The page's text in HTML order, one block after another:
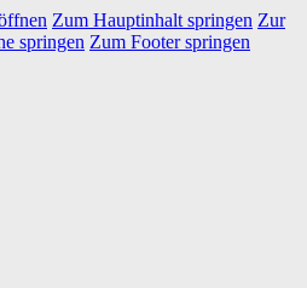
Zum Hauptinhalt springen Zur
springen Zum Footer springen